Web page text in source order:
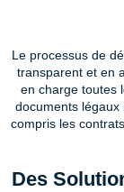
Le processus de
transparent et en
en charge toutes
documents
compris les
Des